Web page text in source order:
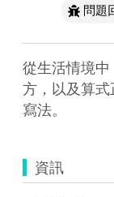
問題
從生活情境
方，以及算式
寫法。
資訊